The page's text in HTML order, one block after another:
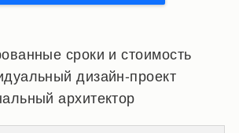
сроки и стоимость
дизайн-проект
архитектор